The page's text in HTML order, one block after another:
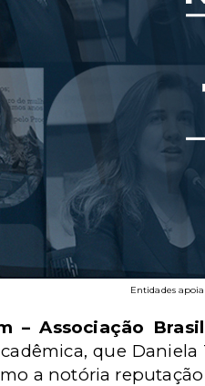
Entidades
– Associação
que
a notória